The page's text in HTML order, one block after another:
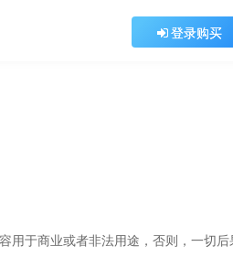
登录购买
用于商业或者非法用途，否则，一切后